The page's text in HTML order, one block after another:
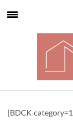
[BDCK category=1